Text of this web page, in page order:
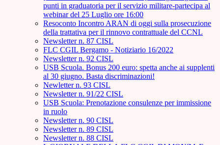
punti in graduatoria per il servizio militare-partecipa al
webinar del 25 Luglio ore 16:00
Resoconto Incontro ARAN di oggi sulla prosecuzione
della trattativa per il rinnovo contrattuale del CCNL
Newsletter n. 87 CISL
FLC CGIL Bergamo - Notiziario 16/2022
Newsletter n. 92 CISL
USB Scuola. Bonus 200 euro: spetta anche ai supplenti
al 30 giugno. Basta discriminazioni!
Newletter n. 93 CISL
Newsletter n. 91/22 CISL
USB Scuola: Prenotazione consulenze per immissione
in ruolo
Newsletter n. 90 CISL
Newsletter n. 89 CISL
Newsletter n. 88 CISL